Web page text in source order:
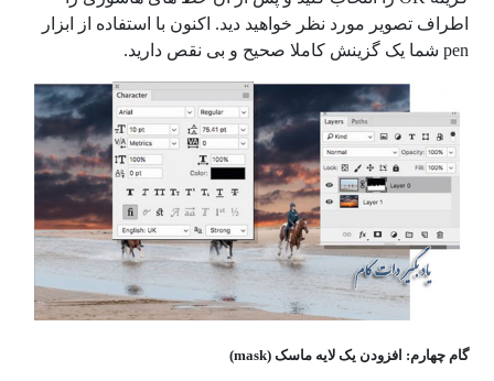
اطراف تصویر مورد نظر خواهید دید. اکنون با استفاده از ابزار
pen شما یک گزینش کاملا صحیح و بی نقص دارید.
گام چهارم: افزودن یک لایه ماسک (mask)